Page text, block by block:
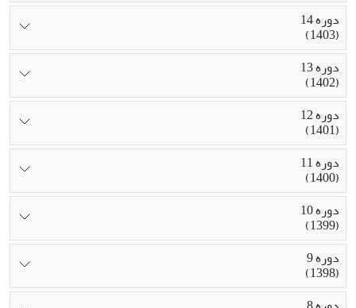
دوره 14
(1403)
دوره 13
(1402)
دوره 12
(1401)
دوره 11
(1400)
دوره 10
(1399)
دوره 9
(1398)